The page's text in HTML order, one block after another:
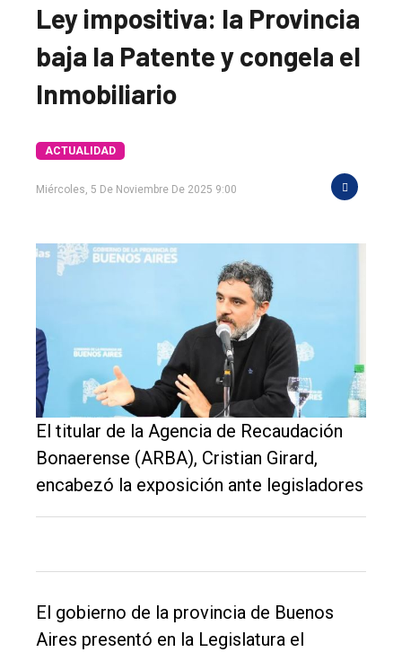
El
DIARIO
Balcarce
Ley impositiva: la Provincia
baja la Patente y congela el
Inmobiliario
ACTUALIDAD
Miércoles, 5 De Noviembre De 2025 9:00
El titular de la Agencia de Recaudación
Bonaerense (ARBA), Cristian Girard,
encabezó la exposición ante legisladores
El gobierno de la provincia de Buenos
Aires presentó en la Legislatura el